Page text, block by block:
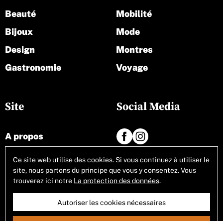
Site
A propos
Contact
Tous les articles
Beauté
Bijoux
Design
Gastronomie
Mobilité
Mode
Montres
Voyage
Social Media
Ce site web utilise des cookies. Si vous continuez à utiliser le
site, nous partons du principe que vous y consentez. Vous
trouverez ici notre La protection des données.
Autoriser les cookies nécessaires